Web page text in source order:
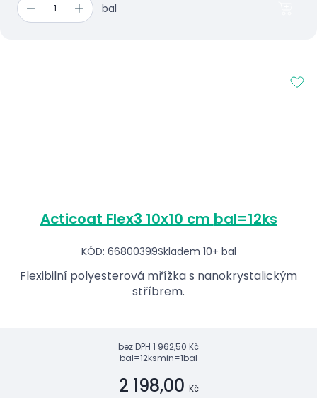
bal
Acticoat Flex3 10x10 cm bal=12ks
KÓD: 66800399Skladem 10+ bal
Flexibilní polyesterová mřížka s nanokrystalickým
stříbrem.
bez DPH 1 962,50 Kč
bal=12ksmin=1bal
2 198,00 Kč